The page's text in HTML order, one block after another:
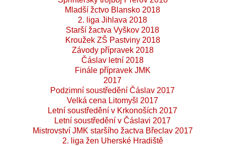
Mladší žctvo Blansko 2018
2. liga Jihlava 2018
Starší žactva Vyškov 2018
Kroužek ZŠ Pastviny 2018
Závody přípravek 2018
Čáslav letní 2018
Finále přípravek JMK
2017
Podzimní soustředění Čáslav 2017
Velká cena Litomyšl 2017
Letní soustředění v Krkonoších 2017
Letní soustředění v Čáslavi 2017
Mistrovství JMK staršího žactva Břeclav 2017
2. liga žen Uherské Hradiště